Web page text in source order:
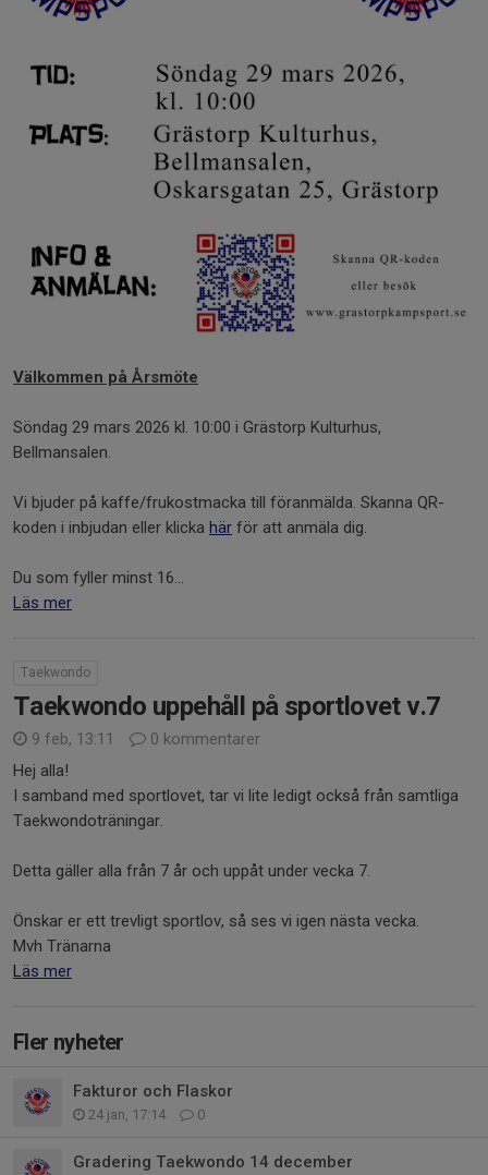
Välkommen på Årsmöte
Söndag 29 mars 2026 kl. 10:00 i Grästorp Kulturhus,
Bellmansalen.
Vi bjuder på kaffe/frukostmacka till föranmälda. Skanna QR-
koden i inbjudan eller klicka här för att anmäla dig.
Du som fyller minst 16...
Läs mer
Taekwondo
Taekwondo uppehåll på sportlovet v.7
9 feb, 13:11
0 kommentarer
Hej alla!
I samband med sportlovet, tar vi lite ledigt också från samtliga
Taekwondoträningar.
Detta gäller alla från 7 år och uppåt under vecka 7.
Önskar er ett trevligt sportlov, så ses vi igen nästa vecka.
Mvh Tränarna
Läs mer
Fler nyheter
Fakturor och Flaskor
24 jan, 17:14 0
Gradering Taekwondo 14 december